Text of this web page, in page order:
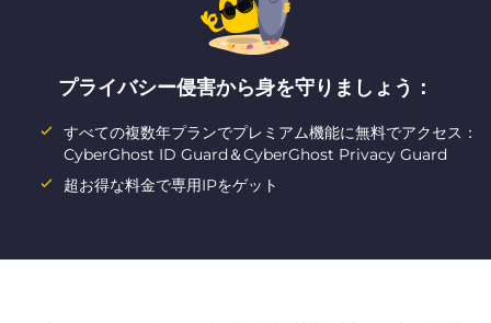
プライバシー侵害から身を守りましょう：
すべての複数年プランでプレミアム機能に無料でアクセス：
CyberGhost ID Guard＆CyberGhost Privacy Guard
超お得な料金で専用IPをゲット